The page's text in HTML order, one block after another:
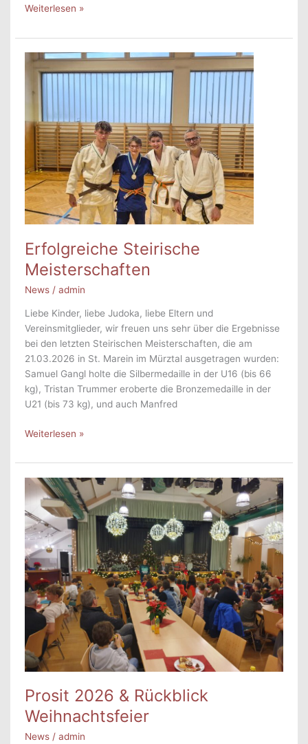
Gleisdorfer
Weiterlesen »
Erfolgreiche Steirische
Meisterschaften
News /admin
Liebe Kinder, liebe Judoka, liebe Eltern und
Vereinsmitglieder, wir freuen uns sehr über die Ergebnisse
bei den letzten Steirischen Meisterschaften, die am
21.03.2026 in St. Marein im Mürztal ausgetragen wurden:
Samuel Gangl holte die Silbermedaille in der U16 (bis 66
kg), Tristan Trummer eroberte die Bronzemedaille in der
U21 (bis 73 kg), und auch Manfred
Erfolgreiche
Meisterschaften
Weiterlesen »
Prosit 2026 & Rückblick
Weihnachtsfeier
News /admin